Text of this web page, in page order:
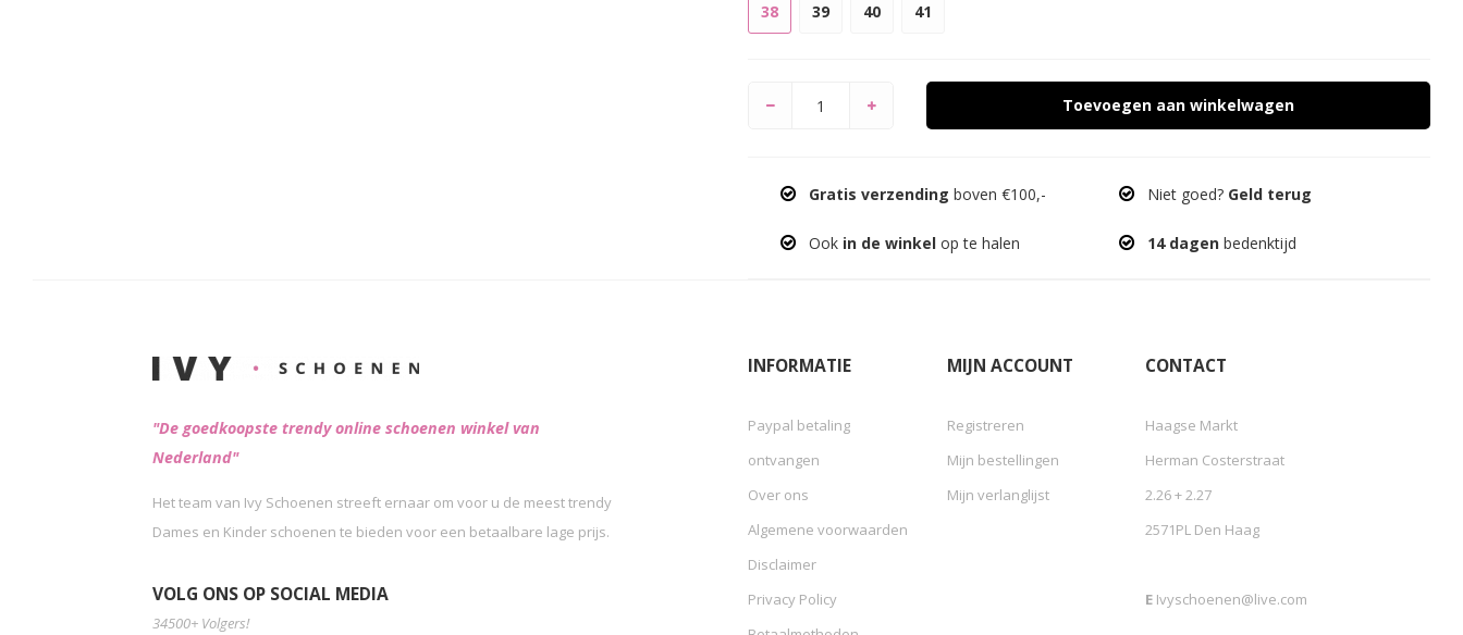
38 39 40 41
Toevoegen aan winkelwagen
Gratis verzending boven €100,- Niet goed? Geld terug
Ook in de winkel op te halen 14 dagen bedenktijd
"De goedkoopste trendy online schoenen winkel van
Nederland"
Het team van Ivy Schoenen streeft ernaar om voor u de meest trendy
Dames en Kinder schoenen te bieden voor een betaalbare lage prijs.
VOLG ONS OP SOCIAL MEDIA
34500+ Volgers!
INFORMATIE
Paypal betaling
ontvangen
Over ons
Algemene voorwaarden
Disclaimer
Privacy Policy
MIJN ACCOUNT
Registreren
Mijn bestellingen
Mijn verlanglijst
CONTACT
Haagse Markt
Herman Costerstraat
2.26 + 2.27
2571PL Den Haag
E Ivyschoenen@live.com